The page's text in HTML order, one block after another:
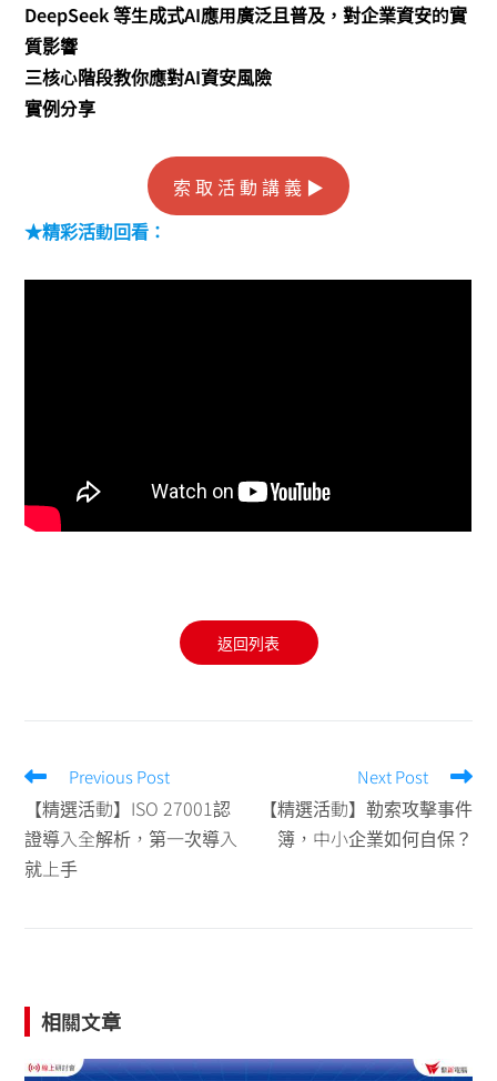
DeepSeek 等生成式AI應用廣泛且普及，對企業資安的實
質影響
三核心階段教你應對AI資安風險
實例分享
索 取 活 動 講 義 ▶
★精彩活動回看：
返回列表
Previous Post
【精選活動】ISO 27001認
證導入全解析，第一次導入
就上手
Next Post
【精選活動】勒索攻擊事件
簿，中小企業如何自保？
相關文章